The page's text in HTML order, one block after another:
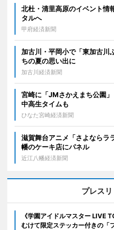
北杜・清里高原のイベント情
タルへ
甲府経済新聞
加古川・平岡小で「東加古
ちの夏の思い出に
加古川経済新聞
宮崎に「JMさかえまち公園
中高生タイムも
ひなた宮崎経済新聞
滋賀舞台アニメ「さよなら
幡のケーキ店にパネル
近江八幡経済新聞
プレス
《学園アイドルマスター LIVE
むけて限定ステッカー付きの「